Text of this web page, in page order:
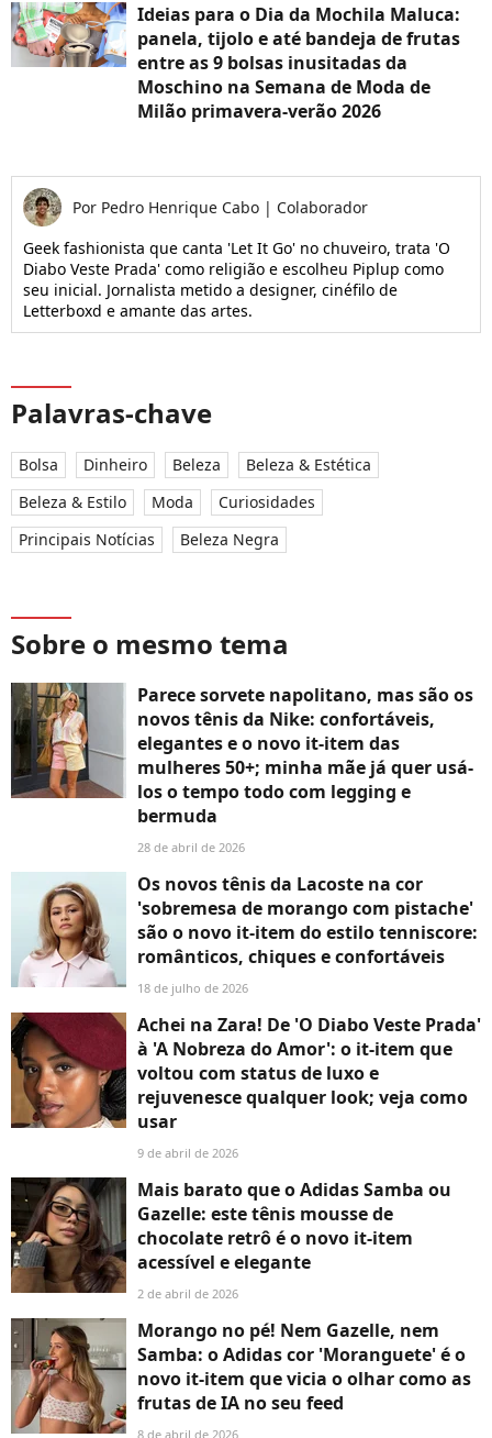
Ideias para o Dia da Mochila Maluca:
panela, tijolo e até bandeja de frutas
entre as 9 bolsas inusitadas da
Moschino na Semana de Moda de
Milão primavera-verão 2026
Por Pedro Henrique Cabo | Colaborador
Geek fashionista que canta 'Let It Go' no chuveiro, trata 'O
Diabo Veste Prada' como religião e escolheu Piplup como
seu inicial. Jornalista metido a designer, cinéfilo de
Letterboxd e amante das artes.
Palavras-chave
Bolsa Dinheiro Beleza
Beleza & Estética
Beleza & Estilo
Moda
Curiosidades
Principais Notícias
Beleza Negra
Sobre o mesmo tema
Parece sorvete napolitano, mas são os
novos tênis da Nike: confortáveis,
elegantes e o novo it-item das
mulheres 50+; minha mãe já quer usá-
los o tempo todo com legging e
bermuda
28 de abril de 2026
Os novos tênis da Lacoste na cor
'sobremesa de morango com pistache'
são o novo it-item do estilo tenniscore:
românticos, chiques e confortáveis
18 de julho de 2026
Achei na Zara! De 'O Diabo Veste Prada'
à 'A Nobreza do Amor': o it-item que
voltou com status de luxo e
rejuvenesce qualquer look; veja como
usar
9 de abril de 2026
Mais barato que o Adidas Samba ou
Gazelle: este tênis mousse de
chocolate retrô é o novo it-item
acessível e elegante
2 de abril de 2026
Morango no pé! Nem Gazelle, nem
Samba: o Adidas cor 'Moranguete' é o
novo it-item que vicia o olhar como as
frutas de IA no seu feed
8 de abril de 2026